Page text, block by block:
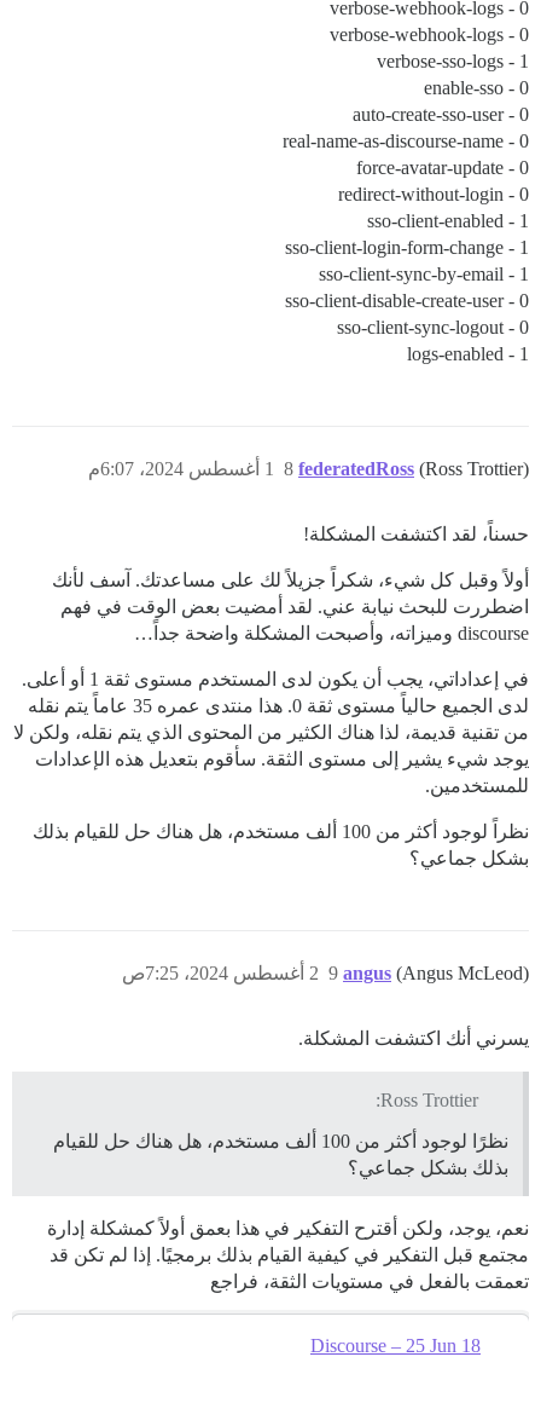
verbose-webhook-logs - 0
verbose-webhook-logs - 0
verbose-sso-logs - 1
enable-sso - 0
auto-create-sso-user - 0
real-name-as-discourse-name - 0
force-avatar-update - 0
redirect-without-login - 0
sso-client-enabled - 1
sso-client-login-form-change - 1
sso-client-sync-by-email - 1
sso-client-disable-create-user - 0
sso-client-sync-logout - 0
logs-enabled - 1
federatedRoss (Ross Trottier) 1 أغسطس 2024، 6:07م 8
حسناً، لقد اكتشفت المشكلة!
أولاً وقبل كل شيء، شكراً جزيلاً لك على مساعدتك. آسف لأنك
اضطررت للبحث نيابة عني. لقد أمضيت بعض الوقت في فهم
discourse وميزاته، وأصبحت المشكلة واضحة جداً…
في إعداداتي، يجب أن يكون لدى المستخدم مستوى ثقة 1 أو أعلى.
لدى الجميع حالياً مستوى ثقة 0. هذا منتدى عمره 35 عاماً يتم نقله
من تقنية قديمة، لذا هناك الكثير من المحتوى الذي يتم نقله، ولكن لا
يوجد شيء يشير إلى مستوى الثقة. سأقوم بتعديل هذه الإعدادات
للمستخدمين.
نظراً لوجود أكثر من 100 ألف مستخدم، هل هناك حل للقيام بذلك
بشكل جماعي؟
angus (Angus McLeod) 2 أغسطس 2024، 7:25ص 9
يسرني أنك اكتشفت المشكلة.
Ross Trottier:
نظرًا لوجود أكثر من 100 ألف مستخدم، هل هناك حل للقيام
بذلك بشكل جماعي؟
نعم، يوجد، ولكن أقترح التفكير في هذا بعمق أولاً كمشكلة إدارة
مجتمع قبل التفكير في كيفية القيام بذلك برمجيًا. إذا لم تكن قد
تعمقت بالفعل في مستويات الثقة، فراجع
Discourse – 25 Jun 18